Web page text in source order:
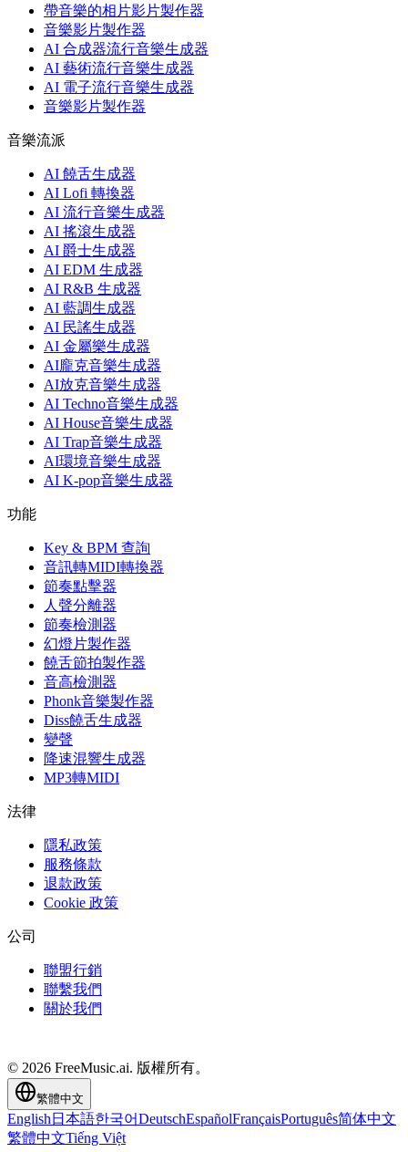
帶音樂的相片影片製作器
音樂影片製作器
AI 合成器流行音樂生成器
AI 藝術流行音樂生成器
AI 電子流行音樂生成器
音樂影片製作器
音樂流派
AI 饒舌生成器
AI Lofi 轉換器
AI 流行音樂生成器
AI 搖滾生成器
AI 爵士生成器
AI EDM 生成器
AI R&B 生成器
AI 藍調生成器
AI 民謠生成器
AI 金屬樂生成器
AI龐克音樂生成器
AI放克音樂生成器
AI Techno音樂生成器
AI House音樂生成器
AI Trap音樂生成器
AI環境音樂生成器
AI K-pop音樂生成器
功能
Key & BPM 查詢
音訊轉MIDI轉換器
節奏點擊器
人聲分離器
節奏檢測器
幻燈片製作器
饒舌節拍製作器
音高檢測器
Phonk音樂製作器
Diss饒舌生成器
變聲
降速混響生成器
MP3轉MIDI
法律
隱私政策
服務條款
退款政策
Cookie 政策
公司
聯盟行銷
聯繫我們
關於我們
© 2026 FreeMusic.ai. 版權所有。
繁體中文
English 日本語한국어DeutschEspañolFrançaisPortuguês简体中文
繁體中文Tiếng Việt